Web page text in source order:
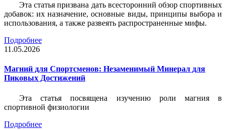
Эта статья призвана дать всесторонний обзор спортивных
добавок: их назначение, основные виды, принципы выбора и
использования, а также развеять распространенные мифы.
Подробнее
11.05.2026
Магний для Спортсменов: Незаменимый Минерал для
Пиковых Достижений
Эта статья посвящена изучению роли магния в
спортивной физиологии
Подробнее